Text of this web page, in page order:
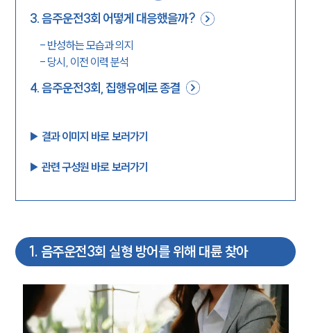
3.음주운전3회 어떻게 대응했을까?
- 반성하는 모습과 의지
- 당시, 이전 이력 분석
4.음주운전3회, 집행유예로 종결
▶︎ 결과 이미지 바로 보러가기
▶︎ 관련 구성원 바로 보러가기
1. 음주운전3회 실형 방어를 위해 대륜 찾아